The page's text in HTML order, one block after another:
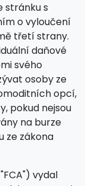
stránku s
o vyloučení
třetí strany.
daňové
svého
osoby ze
opcí,
pokud nejsou
na burze
ze zákona
vydal